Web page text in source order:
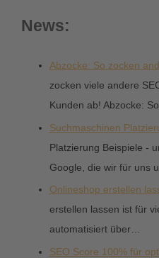
News:
Abzocke: So zocken
zocken viele andere
Kunden ab! Abzocke:
Suchmaschinen
Platzierung Beispiele -
Google, die wir für uns
Onlineshop erstellen
erstellen lassen ist für
automatisiert über…
SEO Score 100% für